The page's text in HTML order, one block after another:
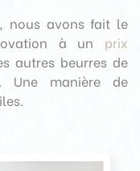
nous avons fait le
à un prix
autres beurres de
Une manière de